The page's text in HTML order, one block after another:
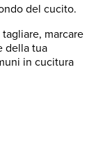
del cucito.
marcare
della tua
in cucitura